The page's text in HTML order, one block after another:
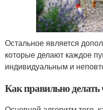
Остальное является
которые делают каждое
индивидуальным и
Как правильно делать